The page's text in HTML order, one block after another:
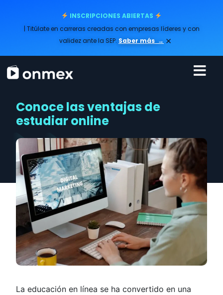
INSCRIPCIONES ABIERTAS
| Titúlate en carreras creadas con empresas líderes y con
validez ante la SEP. Saber más → ×
Conoce las ventajas de
estudiar online
La educación en línea se ha convertido en una